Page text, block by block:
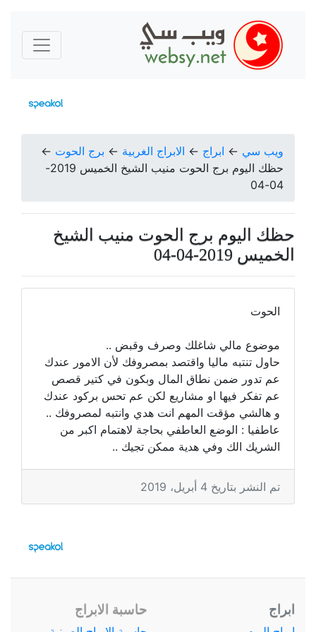
ويب سي ← ابراج ← الابراج الغربية ← برج الحوت ←
حظك اليوم برج الحوت منيب الشيخ الخميس 2019-
04-04
حظك اليوم برج الحوت منيب الشيخ
الخميس 2019-04-04
الحوت
موضوع مالي شاغلك وصرف وقبض ..
حاول تنتبه ماليا واقتصد بمصروفك لأن الامور عندك
عم تدور ضمن نطاق المال وبكون في كتير قصص
عم تفكر فيها او مشاريع لكن عم تحس بركود عندك
و هالشي مؤقت المهم انت هدي وانتبه لمصروفك ..
عاطفيا : الوضع العاطفي بحاجة لاهتمام اكبر من
الشريك الك وفي هدية ممكن تجيك ..
تم النشر بتاريخ 4 أبريل، 2019
ابراج حاسبة الابراج